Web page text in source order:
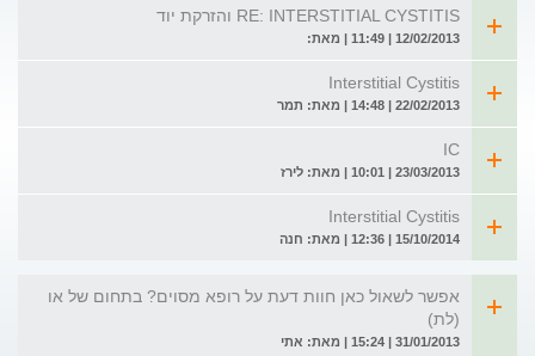
RE: INTERSTITIAL CYSTITIS והזרקת יוד
12/02/2013 | 11:49 | מאת:
Interstitial Cystitis
22/02/2013 | 14:48 | מאת: תמר
IC
23/03/2013 | 10:01 | מאת: לירז
Interstitial Cystitis
15/10/2014 | 12:36 | מאת: חנה
אפשר לשאול כאן חוות דעת על רופא מסוים? בתחום של או
(לת)
31/01/2013 | 15:24 | מאת: אתי